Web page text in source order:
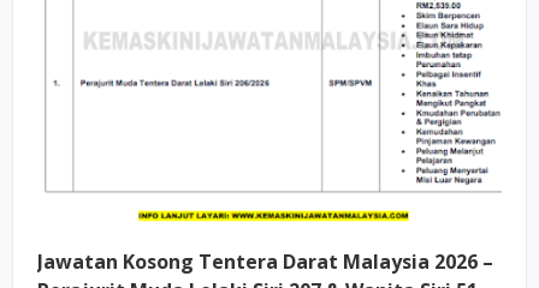
Jawatan Kosong Tentera Darat Malaysia 2026 –